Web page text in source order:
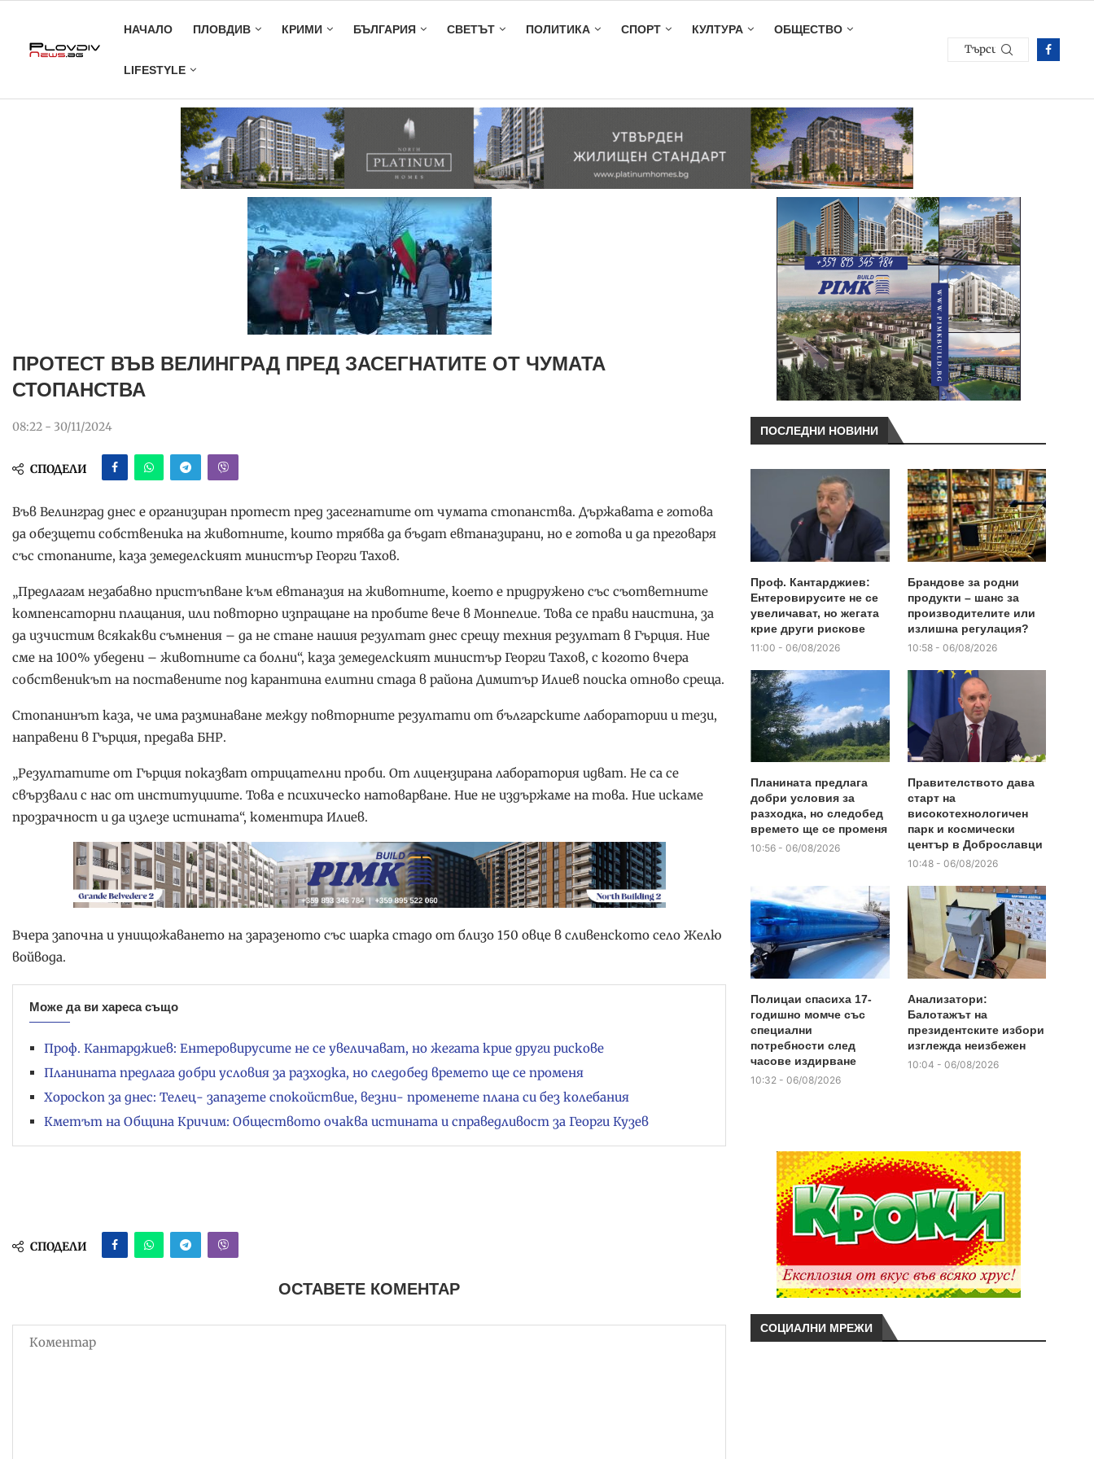
НАЧАЛО ПЛОВДИВ КРИМИ БЪЛГАРИЯ СВЕТЪТ ПОЛИТИКА СПОРТ КУЛТУРА ОБЩЕСТВО
LIFESTYLE
ПРОТЕСТ ВЪВ ВЕЛИНГРАД ПРЕД ЗАСЕГНАТИТЕ ОТ ЧУМАТА
СТОПАНСТВА
08:22 - 30/11/2024
СПОДЕЛИ
Във Велинград днес е организиран протест пред засегнатите от чумата стопанства. Държавата е готова
да обезщети собственика на животните, които трябва да бъдат евтаназирани, но е готова и да преговаря
със стопаните, каза земеделският министър Георги Тахов.
„Предлагам незабавно пристъпване към евтаназия на животните, което е придружено със съответните
компенсаторни плащания, или повторно изпращане на пробите вече в Монпелие. Това се прави наистина, за
да изчистим всякакви съмнения – да не стане нашия резултат днес срещу техния резултат в Гърция. Ние
сме на 100% убедени – животните са болни“, каза земеделският министър Георги Тахов, с когото вчера
собственикът на поставените под карантина елитни стада в района Димитър Илиев поиска отново среща.
Стопанинът каза, че има разминаване между повторните резултати от българските лаборатории и тези,
направени в Гърция, предава БНР.
„Резултатите от Гърция показват отрицателни проби. От лицензирана лаборатория идват. Не са се
свързвали с нас от институциите. Това е психическо натоварване. Ние не издържаме на това. Ние искаме
прозрачност и да излезе истината“, коментира Илиев.
Вчера започна и унищожаването на заразеното със шарка стадо от близо 150 овце в сливенското село Желю
войвода.
Може да ви хареса също
Проф. Кантарджиев: Ентеровирусите не се увеличават, но жегата крие други рискове
Планината предлага добри условия за разходка, но следобед времето ще се променя
Хороскоп за днес: Телец- запазете спокойствие, везни- променете плана си без колебания
Кметът на Община Кричим: Обществото очаква истината и справедливост за Георги Кузев
СПОДЕЛИ
ОСТАВЕТЕ КОМЕНТАР
ПОСЛЕДНИ НОВИНИ
Проф. Кантарджиев:
Ентеровирусите не се
увеличават, но жегата
крие други рискове
11:00 - 06/08/2026
Брандове за родни
продукти – шанс за
производителите или
излишна регулация?
10:58 - 06/08/2026
Планината предлага
добри условия за
разходка, но следобед
времето ще се променя
10:56 - 06/08/2026
Правителството дава
старт на
високотехнологичен
парк и космически
център в Доброславци
10:48 - 06/08/2026
Полицаи спасиха 17-
годишно момче със
специални
потребности след
часове издирване
10:32 - 06/08/2026
Анализатори:
Балотажът на
президентските избори
изглежда неизбежен
10:04 - 06/08/2026
СОЦИАЛНИ МРЕЖИ